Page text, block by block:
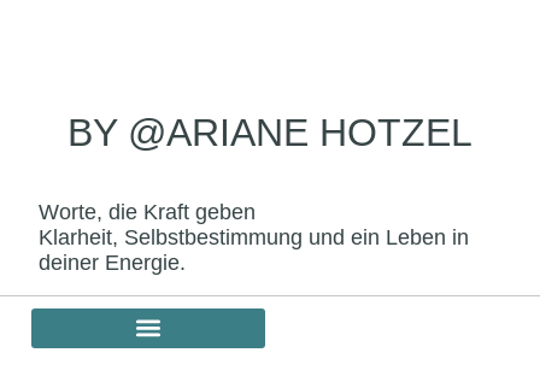
BY @ARIANE HOTZEL
Worte, die Kraft geben
Klarheit, Selbstbestimmung und ein Leben in
deiner Energie.